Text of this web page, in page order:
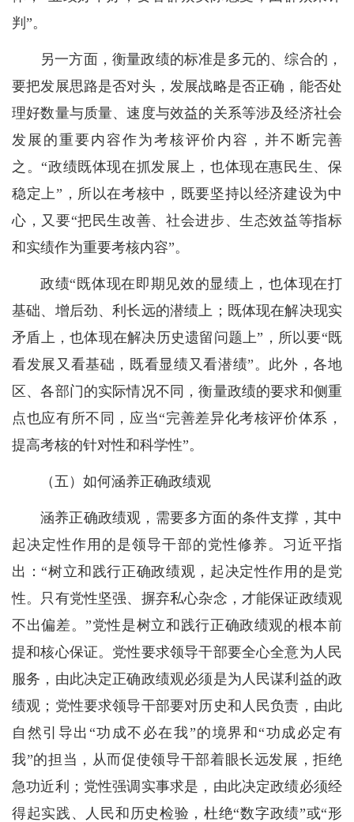
判”。
另一方面，衡量政绩的标准是多元的、综合的，
要把发展思路是否对头，发展战略是否正确，能否处
理好数量与质量、速度与效益的关系等涉及经济社会
发展的重要内容作为考核评价内容，并不断完善
之。“政绩既体现在抓发展上，也体现在惠民生、保
稳定上”，所以在考核中，既要坚持以经济建设为中
心，又要“把民生改善、社会进步、生态效益等指标
和实绩作为重要考核内容”。
政绩“既体现在即期见效的显绩上，也体现在打
基础、增后劲、利长远的潜绩上；既体现在解决现实
矛盾上，也体现在解决历史遗留问题上”，所以要“既
看发展又看基础，既看显绩又看潜绩”。此外，各地
区、各部门的实际情况不同，衡量政绩的要求和侧重
点也应有所不同，应当“完善差异化考核评价体系，
提高考核的针对性和科学性”。
（五）如何涵养正确政绩观
涵养正确政绩观，需要多方面的条件支撑，其中
起决定性作用的是领导干部的党性修养。习近平指
出：“树立和践行正确政绩观，起决定性作用的是党
性。只有党性坚强、摒弃私心杂念，才能保证政绩观
不出偏差。”党性是树立和践行正确政绩观的根本前
提和核心保证。党性要求领导干部要全心全意为人民
服务，由此决定正确政绩观必须是为人民谋利益的政
绩观；党性要求领导干部要对历史和人民负责，由此
自然引导出“功成不必在我”的境界和“功成必定有
我”的担当，从而促使领导干部着眼长远发展，拒绝
急功近利；党性强调实事求是，由此决定政绩必须经
得起实践、人民和历史检验，杜绝“数字政绩”或“形